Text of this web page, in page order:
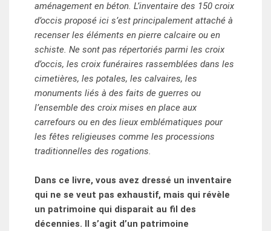
aménagement en béton. L’inventaire des 150 croix
d’occis proposé ici s’est principalement attaché à
recenser les éléments en pierre calcaire ou en
schiste. Ne sont pas répertoriés parmi les croix
d’occis, les croix funéraires rassemblées dans les
cimetières, les potales, les calvaires, les
monuments liés à des faits de guerres ou
l’ensemble des croix mises en place aux
carrefours ou en des lieux emblématiques pour
les fêtes religieuses comme les processions
traditionnelles des rogations.
Dans ce livre, vous avez dressé un inventaire
qui ne se veut pas exhaustif, mais qui révèle
un patrimoine qui disparait au fil des
décennies. Il s’agit d’un patrimoine